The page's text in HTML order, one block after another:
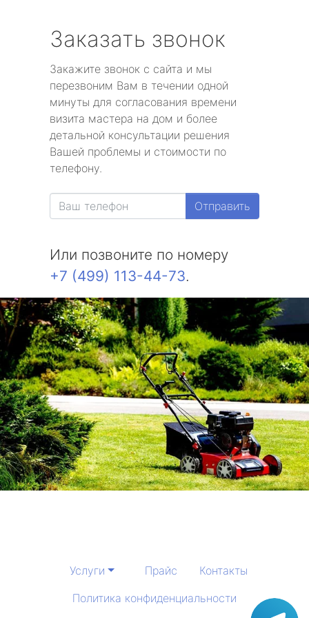
Заказать звонок
Закажите звонок с сайта и мы
перезвоним Вам в течении одной
минуты для согласования времени
визита мастера на дом и более
детальной консультации решения
Вашей проблемы и стоимости по
телефону.
Отправить
Или позвоните по номеру
+7 (499) 113-44-73.
Услуги Прайс
Контакты
Политика конфиденциальности